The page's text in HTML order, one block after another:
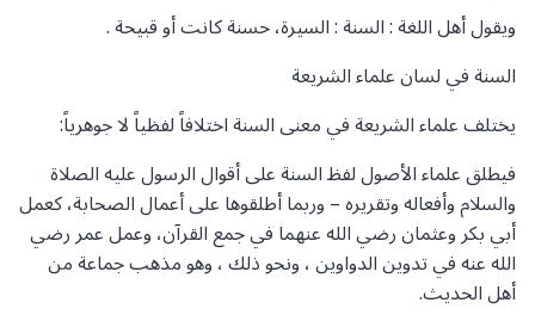
ويقول أهل اللغة : السنة : السيرة، حسنة كانت أو قبيحة .
السنة في لسان علماء الشريعة
يختلف علماء الشريعة في معنى السنة اختلافاً لفظياً لا جوهرياً:
فيطلق علماء الأصول لفظ السنة على أقوال الرسول عليه الصلاة
والسلام وأفعاله وتقريره – وربما أطلقوها على أعمال الصحابة، كعمل
أبي بكر وعثمان رضي الله عنهما في جمع القرآن، وعمل عمر رضي
الله عنه في تدوين الدواوين ، ونحو ذلك ، وهو مذهب جماعة من
أهل الحديث.